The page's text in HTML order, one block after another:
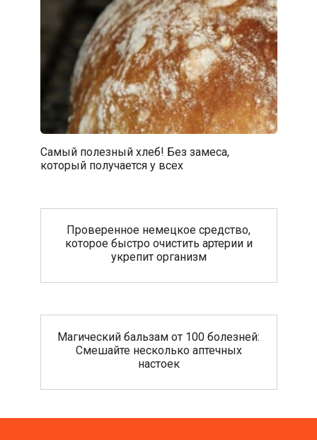
Самый полезный хлеб! Без замеса,
который получается у всех
Проверенное немецкое средство,
которое быстро очистить артерии и
укрепит организм
Магический бальзам от 100 болезней:
Смешайте несколько аптечных
настоек